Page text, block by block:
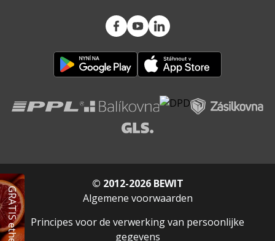
© 2012-2026 BEWIT
Algemene voorwaarden
Principes voor de verwerking van persoonlijke
gegevens